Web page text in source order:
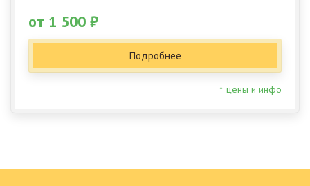
от 1 500 ₽
Подробнее
↑ цены и инфо